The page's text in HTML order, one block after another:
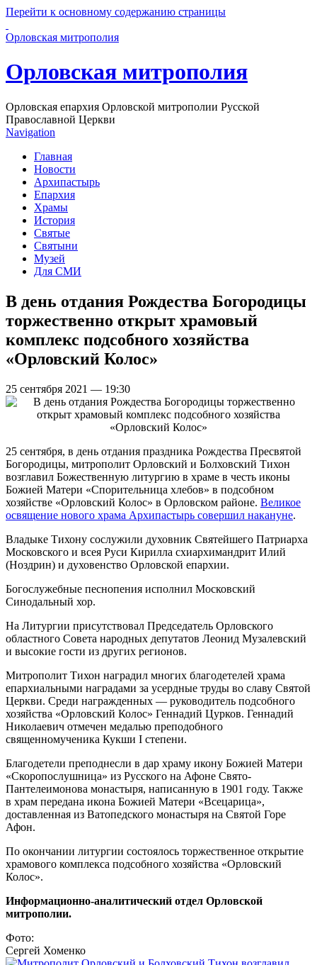
Перейти к основному содержанию страницы
Орловская митрополия
Орловская митрополия
Орловская епархия Орловской митрополии Русской
Православной Церкви
Navigation
Главная
Новости
Архипастырь
Епархия
Храмы
История
Святые
Святыни
Музей
Для СМИ
В день отдания Рождества Богородицы
торжественно открыт храмовый
комплекс подсобного хозяйства
«Орловский Колос»
25 сентября 2021 — 19:30
25 сентября, в день отдания праздника Рождества Пресвятой
Богородицы, митрополит Орловский и Болховский Тихон
возглавил Божественную литургию в храме в честь иконы
Божией Матери «Спорительница хлебов» в подсобном
хозяйстве «Орловский Колос» в Орловском районе. Великое
освящение нового храма Архипастырь совершил накануне.
Владыке Тихону сослужили духовник Святейшего Патриарха
Московского и всея Руси Кирилла схиархимандрит Илий
(Ноздрин) и духовенство Орловской епархии.
Богослужебные песнопения исполнил Московский
Синодальный хор.
На Литургии присутствовал Председатель Орловского
областного Совета народных депутатов Леонид Музалевский
и высокие гости из других регионов.
Митрополит Тихон наградил многих благодетелей храма
епархиальными наградами за усердные труды во славу Святой
Церкви. Среди награжденных — руководитель подсобного
хозяйства «Орловский Колос» Геннадий Цурков. Геннадий
Николаевич отмечен медалью преподобного
священномученика Кукши I степени.
Благодетели преподнесли в дар храму икону Божией Матери
«Скоропослушница» из Русского на Афоне Свято-
Пантелеимонова монастыря, написанную в 1901 году. Также
в храм передана икона Божией Матери «Всецарица»,
доставленная из Ватопедского монастыря на Святой Горе
Афон.
По окончании литургии состоялось торжественное открытие
храмового комплекса подсобного хозяйства «Орловский
Колос».
Информационно-аналитический отдел Орловской
митрополии.
Фото:
Сергей Хоменко